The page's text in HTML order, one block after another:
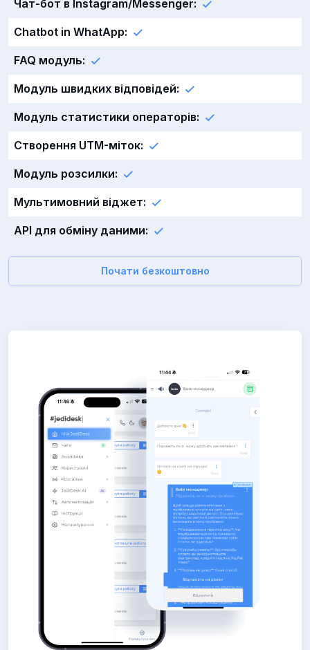
Чат-бот в Instagram/Messenger:
Chatbot in WhatApp:
FAQ модуль:
Модуль швидких відповідей:
Модуль статистики операторів:
Створення UTM-міток:
Модуль розсилки:
Мультимовний віджет:
API для обміну даними:
Почати безкоштовно